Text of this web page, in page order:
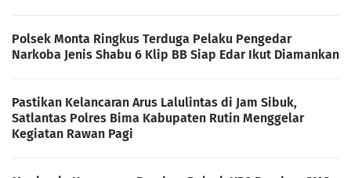
Polsek Monta Ringkus Terduga Pelaku Pengedar
Narkoba Jenis Shabu 6 Klip BB Siap Edar Ikut Diamankan
Pastikan Kelancaran Arus Lalulintas di Jam Sibuk,
Satlantas Polres Bima Kabupaten Rutin Menggelar
Kegiatan Rawan Pagi